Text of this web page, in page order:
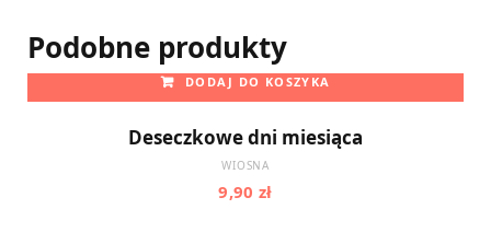
Podobne produkty
DODAJ DO KOSZYKA
Deseczkowe dni miesiąca
WIOSNA
9,90 zł